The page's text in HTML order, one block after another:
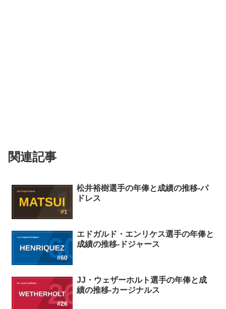
関連記事
松井裕樹選手の年俸と成績の推移-パ
ドレス
エドガルド・エンリケス選手の年俸と
成績の推移-ドジャース
JJ・ウェザーホルト選手の年俸と成
績の推移-カージナルス